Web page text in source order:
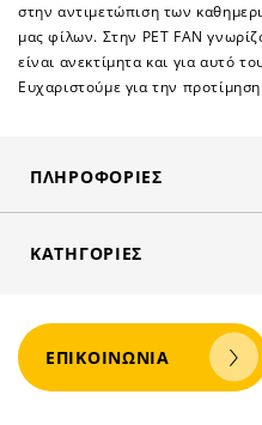
στην αντιμετώπιση των
μας φίλων. Στην PET FAN
είναι ανεκτίμητα και για αυτό
Ευχαριστούμε για την
ΠΛΗΡΟΦΟΡΊΕΣ
ΚΑΤΗΓΟΡΊΕΣ
ΕΠΙΚΟΙΝΩΝΊΑ